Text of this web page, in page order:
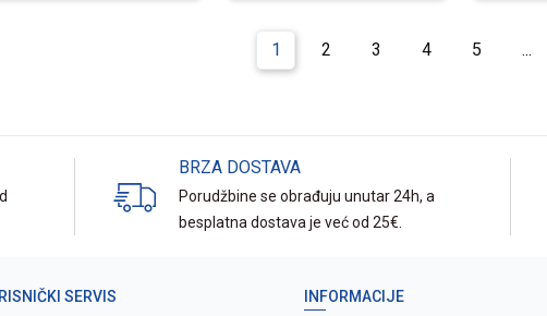
1 2 3 4 5 ...
BRZA DOSTAVA
Porudžbine se obrađuju unutar 24h, a
besplatna dostava je već od 25€.
SERVIS
INFORMACIJE